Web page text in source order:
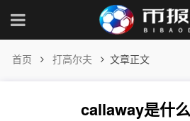
首页 打高尔夫 文章正文
callaway是什么